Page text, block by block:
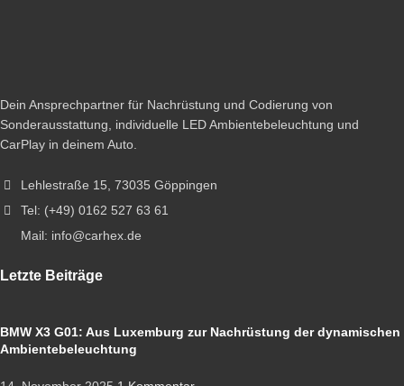
Dein Ansprechpartner für Nachrüstung und Codierung von
Sonderausstattung, individuelle LED Ambientebeleuchtung und
CarPlay in deinem Auto.
Lehlestraße 15, 73035 Göppingen
Tel: (+49) 0162 527 63 61
Mail: info@carhex.de
Letzte Beiträge
BMW X3 G01: Aus Luxemburg zur Nachrüstung der dynamischen
Ambientebeleuchtung